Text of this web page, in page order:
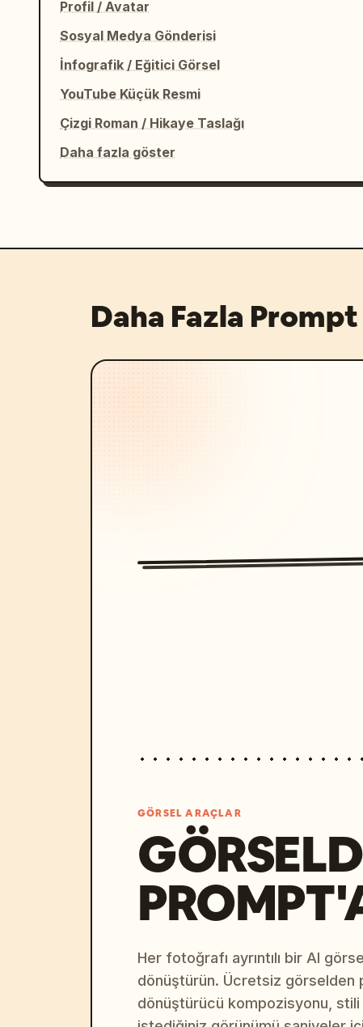
Profil / Avatar
Sosyal Medya Gönderisi
İnfografik / Eğitici Görsel
YouTube Küçük Resmi
Çizgi Roman / Hikaye Taslağı
Daha fazla göster
Daha Fazla
GÖRSEL ARAÇLAR
Her fotoğrafı ayrıntılı bir AI
dönüştürün. Ücretsiz görselden
dönüştürücü kompozisyonu, stili